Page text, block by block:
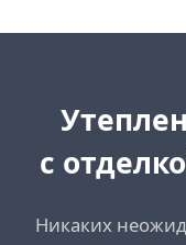
с
Никаких